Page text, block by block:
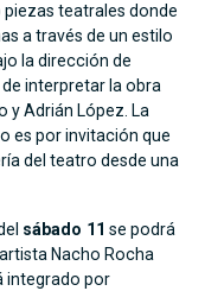
teatrales donde
a través de un estilo
la dirección de
interpretar la obra
y Adrián López. La
es por invitación que
del teatro desde una
sábado 11 se podrá
Nacho Rocha
integrado por